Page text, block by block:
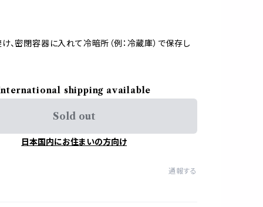
、密閉容器に入れて冷暗所（例：冷蔵庫）で保存し
shipping available
Sold out
日本国内にお住まいの方向け
通報する